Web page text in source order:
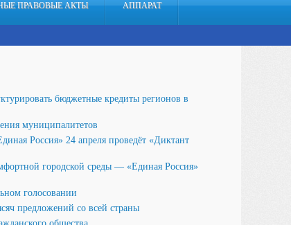
ПРАВОВЫЕ АКТЫ АППАРАТ
бюджетные кредиты регионов в
муниципалитетов
Россия» 24 апреля проведёт «Диктант
городской среды — «Единая Россия»
голосовании
предложений со всей страны